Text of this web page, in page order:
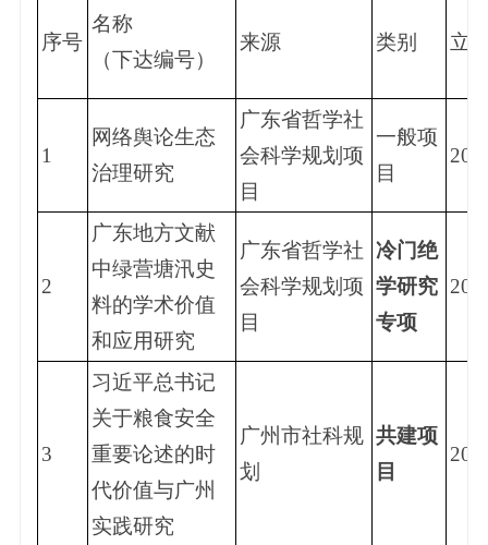
序号
名称
（下达编号）
来源 类别 立
1
网络舆论生态
治理研究
广东省哲学社
会科学规划项
目
一般项
目
2
广东地方文献
中绿营塘汛史
料的学术价值
和应用研究
广东省哲学社
会科学规划项
目
冷门绝
学研究
专项
3
习近平总书记
关于粮食安全
重要论述的时
代价值与广州
实践研究
广州市社科规
划
共建项
目